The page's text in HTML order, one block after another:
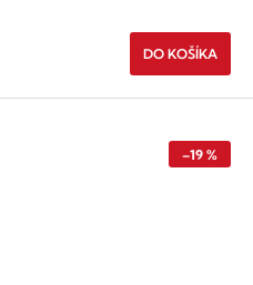
DO KOŠÍKA
–19 %